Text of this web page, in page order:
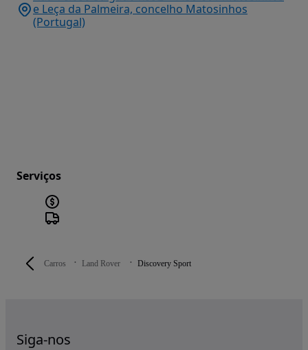
Carros Land Rover Discovery Sport
e Leça da Palmeira, concelho Matosinhos
(Portugal)
Serviços
Siga-nos